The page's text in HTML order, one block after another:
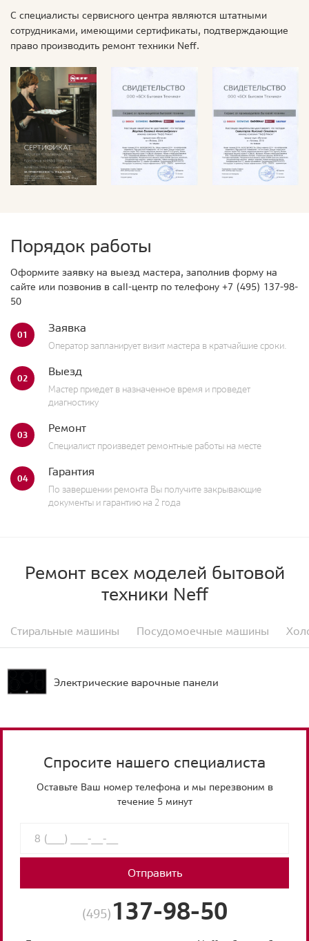
С специалисты сервисного центра являются штатными
сотрудниками, имеющими сертификаты, подтверждающие
право производить ремонт техники Neff.
Порядок работы
Оформите заявку на выезд мастера, заполнив форму на
сайте или позвонив в call-центр по телефону +7 (495) 137-98-
50
01 Заявка
Оператор запланирует визит мастера в кратчайшие сроки.
02 Выезд
Мастер приедет в назначенное время и проведет
диагностику
03 Ремонт
Специалист произведет ремонтные работы на месте
04 Гарантия
По завершении ремонта Вы получите закрывающие
документы и гарантию на 2 года
Ремонт всех моделей бытовой
техники Neff
Стиральные машины Посудомоечные машины
Электрические варочные панели
Спросите нашего специалиста
Оставьте Ваш номер телефона и мы перезвоним в
течение 5 минут
Отправить
(495) 137-98-50